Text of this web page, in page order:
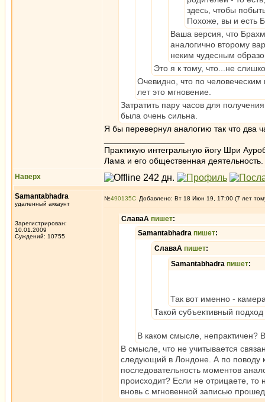
здесь, чтобы
Похоже, вы и есть
Ваша версия, что
аналогично второму
неким чудесным
Это я к тому, что...не
Очевидно, что по
лет это мгновение.
Затратить пару часов для
была очень сильна.
Я бы перевернул аналогию так что два
Практикую интегральную йогу Шри
Лама и его общественная деятельность.
Наверх
Samantabhadra
удаленный аккаунт
Зарегистрирован:
10.01.2009
Суждений: 10755
№490135 Добавлено: Вт 18 Июн 19, 17:00 (7 лет
СлаваА пишет:
Samantabhadra пишет:
СлаваА пишет:
Samantabhadra пишет:
Так вот именно -
Такой субъективный
В каком смысле, непрактичен?
В смысле, что не учитывается
следующий в Лондоне. А по поводу
последовательность моментов
происходит? Если не отрицаете,
вновь с мгновенной записью